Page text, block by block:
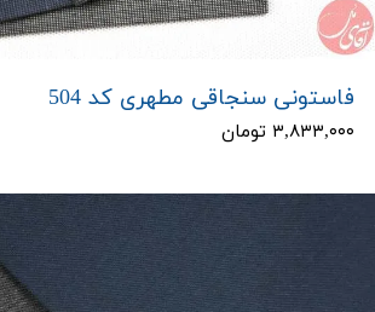
فاستونی سنجاقی مطهری کد 504
۳,۸۳۳,۰۰۰ تومان